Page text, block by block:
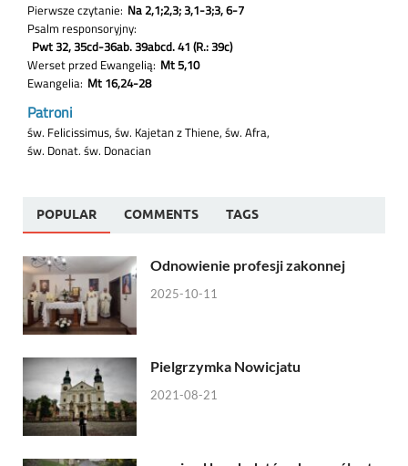
POPULAR COMMENTS TAGS
Odnowienie profesji zakonnej
2025-10-11
Pielgrzymka Nowicjatu
2021-08-21